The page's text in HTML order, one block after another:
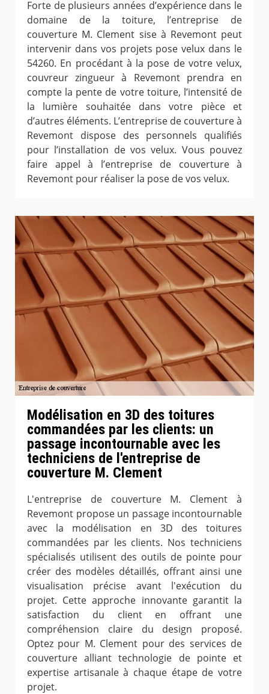
Forte de plusieurs années d’expérience dans le
domaine de la toiture, l’entreprise de
couverture M. Clement sise à Revemont peut
intervenir dans vos projets pose velux dans le
54260. En procédant à la pose de votre velux,
couvreur zingueur à Revemont prendra en
compte la pente de votre toiture, l’intensité de
la lumière souhaitée dans votre pièce et
d’autres éléments. L’entreprise de couverture à
Revemont dispose des personnels qualifiés
pour l’installation de vos velux. Vous pouvez
faire appel à l’entreprise de couverture à
Revemont pour réaliser la pose de vos velux.
Modélisation en 3D des toitures
commandées par les clients: un
passage incontournable avec les
techniciens de l'entreprise de
couverture M. Clement
L'entreprise de couverture M. Clement à
Revemont propose un passage incontournable
avec la modélisation en 3D des toitures
commandées par les clients. Nos techniciens
spécialisés utilisent des outils de pointe pour
créer des modèles détaillés, offrant ainsi une
visualisation précise avant l'exécution du
projet. Cette approche innovante garantit la
satisfaction du client en offrant une
compréhension claire du design proposé.
Optez pour M. Clement pour des services de
couverture alliant technologie de pointe et
expertise artisanale à chaque étape de votre
projet.